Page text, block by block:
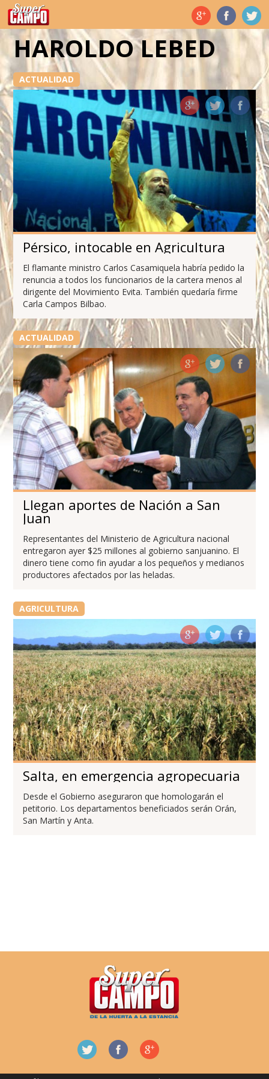
Temas de hoy
HAROLDO LEBED
ACTUALIDAD
Pérsico, intocable en Agricultura
El flamante ministro Carlos Casamiquela habría pedido la
renuncia a todos los funcionarios de la cartera menos al
dirigente del Movimiento Evita. También quedaría firme
Carla Campos Bilbao.
ACTUALIDAD
Llegan aportes de Nación a San
Juan
Representantes del Ministerio de Agricultura nacional
entregaron ayer $25 millones al gobierno sanjuanino. El
dinero tiene como fin ayudar a los pequeños y medianos
productores afectados por las heladas.
AGRICULTURA
Salta, en emergencia agropecuaria
Desde el Gobierno aseguraron que homologarán el
petitorio. Los departamentos beneficiados serán Orán,
San Martín y Anta.